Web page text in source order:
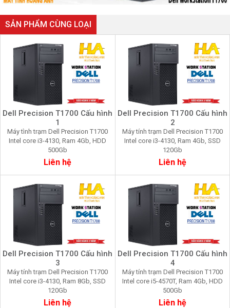
SẢN PHẨM CÙNG LOẠI
Dell Precision T1700 Cấu hình
1
Máy tình trạm Dell Precision T1700
Intel core i3-4130, Ram 4Gb, HDD
500Gb
Liên hệ
Dell Precision T1700 Cấu hình
2
Máy tính trạm Dell Precision T1700
Intel core i3-4130, Ram 4Gb, SSD
120Gb
Liên hệ
Dell Precision T1700 Cấu hình
3
Máy tính trạm Dell Precision T1700
Intel core i3-4130, Ram 8Gb, SSD
120Gb
Liên hệ
Dell Precision T1700 Cấu hình
4
Máy tính trạm Dell Precision T1700
Intel core i5-4570T, Ram 4Gb, HDD
500Gb
Liên hệ